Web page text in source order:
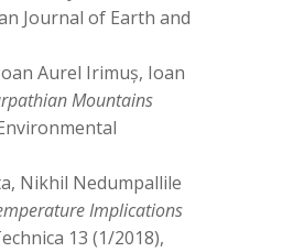
Journal of Earth and
Aurel Irimuș, Ioan
Mountains
Nikhil Nedumpallile
Implications
13 (1/2018),